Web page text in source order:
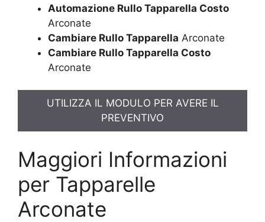
Automazione Rullo Tapparella Costo
Arconate
Cambiare Rullo Tapparella Arconate
Cambiare Rullo Tapparella Costo
Arconate
UTILIZZA IL MODULO PER AVERE IL
PREVENTIVO
Maggiori Informazioni
per Tapparelle
Arconate